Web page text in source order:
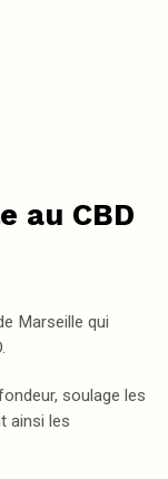
au CBD
Marseille qui
soulage les
ainsi les